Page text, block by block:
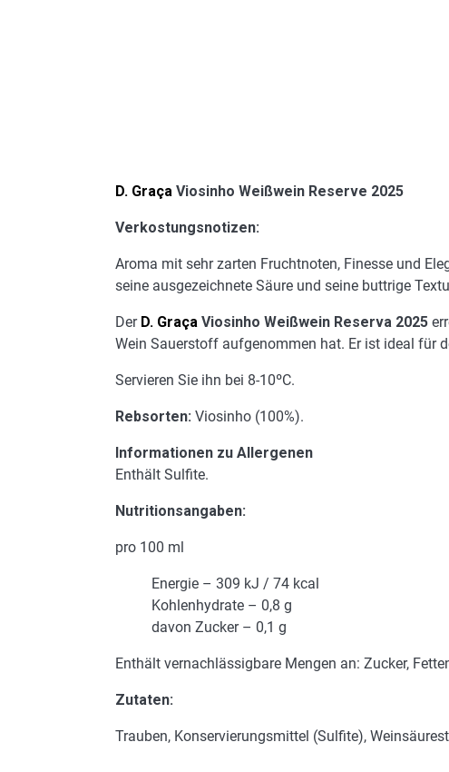
D. Graça Viosinho Weißwein Reserve 2025
Verkostungsnotizen:
Aroma mit sehr zarten Fruchtnoten, Finesse und
seine ausgezeichnete Säure und seine buttrige
Der D. Graça Viosinho Weißwein Reserva 2025
Wein Sauerstoff aufgenommen hat. Er ist ideal für
Servieren Sie ihn bei 8-10ºC.
Rebsorten: Viosinho (100%).
Informationen zu Allergenen
Enthält Sulfite.
Nutritionsangaben:
pro 100 ml
Energie – 309 kJ / 74 kcal
Kohlenhydrate – 0,8 g
davon Zucker – 0,1 g
Enthält vernachlässigbare Mengen an: Zucker,
Zutaten:
Trauben, Konservierungsmittel (Sulfite),